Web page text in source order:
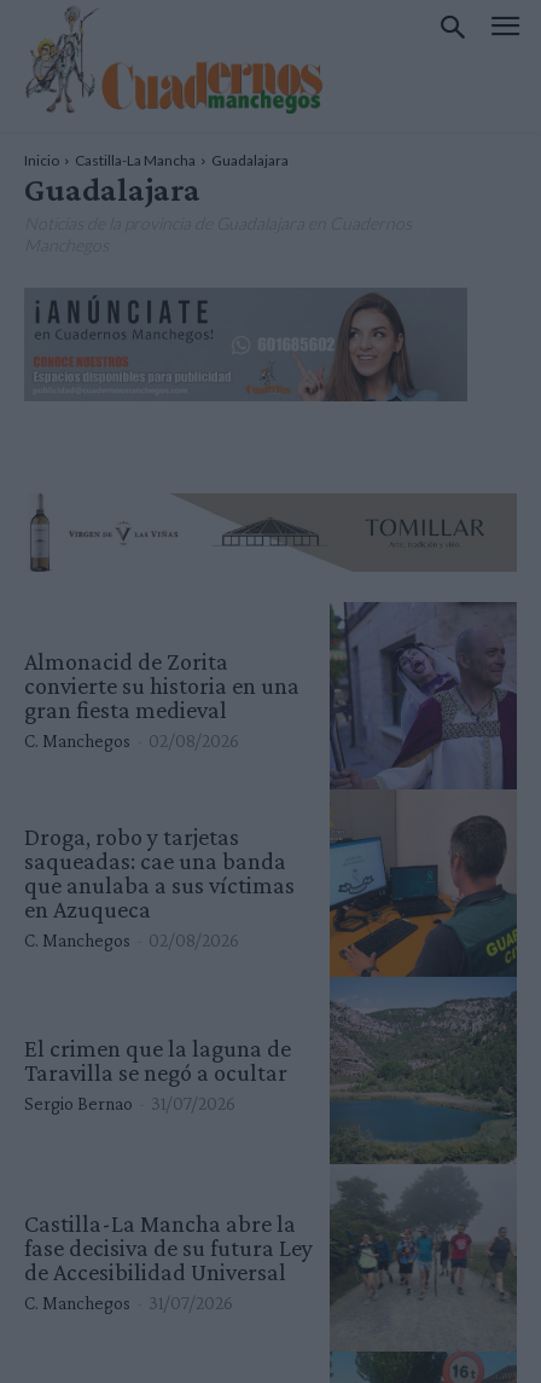
Inicio Castilla-La Mancha Guadalajara
Guadalajara
Almonacid de Zorita
convierte su historia en una
gran fiesta medieval
C. Manchegos 02/08/2026
Droga, robo y tarjetas
saqueadas: cae una banda
que anulaba a sus víctimas
en Azuqueca
C. Manchegos 02/08/2026
El crimen que la laguna de
Taravilla se negó a ocultar
Sergio Bernao 31/07/2026
Castilla-La Mancha abre la
fase decisiva de su futura Ley
de Accesibilidad Universal
C. Manchegos 31/07/2026